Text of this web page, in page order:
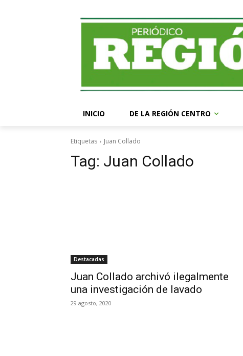
INICIO DE LA REGIÓN CENTRO
Etiquetas Juan Collado
Tag: Juan Collado
Destacadas
Juan Collado archivó ilegalmente
una investigación de lavado
29 agosto, 2020